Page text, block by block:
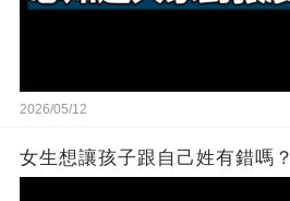
2026/05/12
女生想讓孩子跟自己姓有錯嗎？